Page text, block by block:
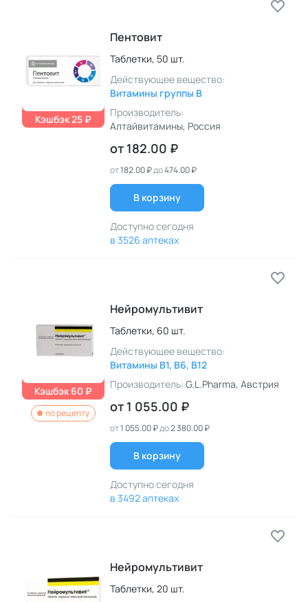
Кэшбэк 25 ₽
Пентовит
Таблетки, 50 шт.
Действующее вещество:
Витамины группы B
Производитель:
Алтайвитамины, Россия
от 182.00 ₽
от182.00 ₽до474.00 ₽
В корзину
Доступно сегодня
в 3526 аптеках
Кэшбэк 60 ₽
по рецепту
Нейромультивит
Таблетки, 60 шт.
Действующее вещество:
Витамины B1, B6, B12
Производитель: G.L.Pharma, Австрия
от 1 055.00 ₽
от1 055.00 ₽до2 380.00 ₽
В корзину
Доступно сегодня
в 3492 аптеках
Нейромультивит
Таблетки, 20 шт.